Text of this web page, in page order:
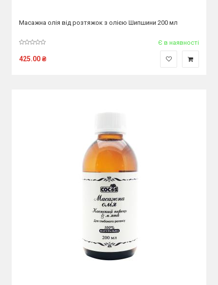
Масажна олія від розтяжок з олією Шипшини 200 мл
Є в наявності
425.00₴